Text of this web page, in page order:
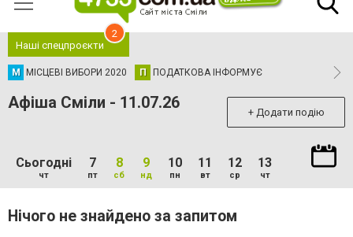
Наші спецпроєкти
2
М МІСЦЕВІ ВИБОРИ 2020 П ПОДАТКОВА ІНФОРМУЄ
Афіша Сміли - 11.07.26 + Додати подію
Сьогодні
чт
7
пт
8
сб
9
нд
10
пн
11
вт
12
ср
13
чт
Нічого не знайдено за запитом